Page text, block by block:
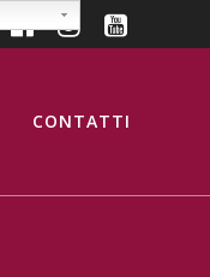
CONTATTI